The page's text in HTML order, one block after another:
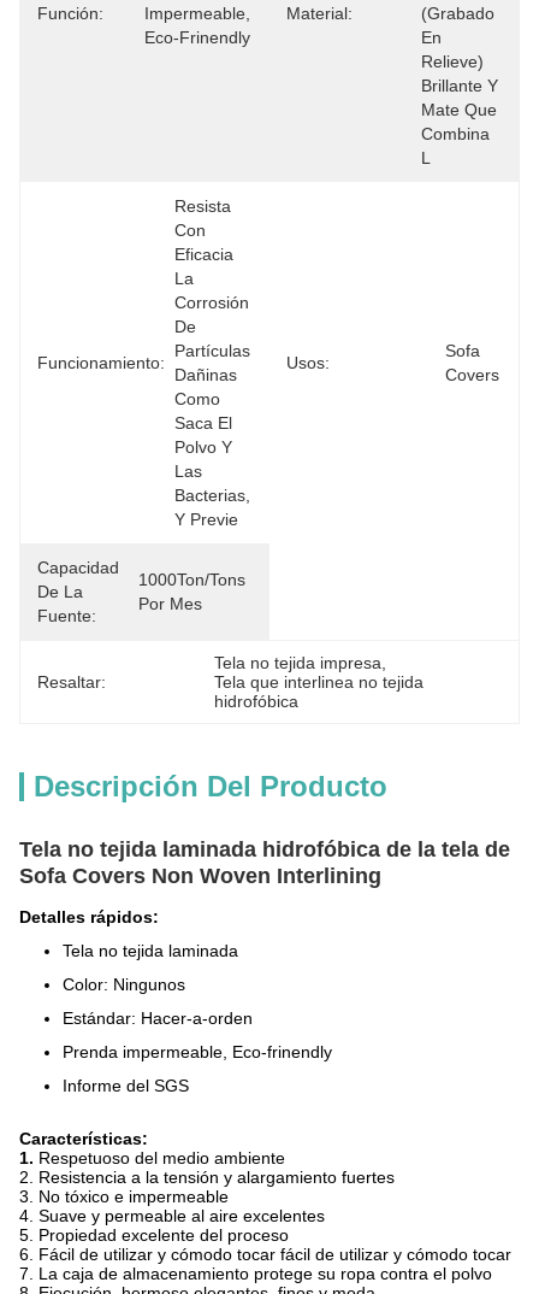
Función:
Impermeable,
Eco-Frinendly
Material:
(grabado
En
Relieve)
Brillante Y
Mate Que
Combina
L
Funcionamiento:
Resista
Con
Eficacia
La
Corrosión
De
Partículas
Dañinas
Como
Saca El
Polvo Y
Las
Bacterias,
Y Previe
Usos:
Sofa
Covers
Capacidad
De La
Fuente:
1000Ton/Tons
Por Mes
Resaltar:
Tela no tejida impresa
Tela que interlinea no tejida
hidrofóbica
Descripción Del Producto
Tela no tejida laminada hidrofóbica de la tela de
Sofa Covers Non Woven Interlining
Detalles rápidos:
Tela no tejida laminada
Color: Ningunos
Estándar: Hacer-a-orden
Prenda impermeable, Eco-frinendly
Informe del SGS
Características:
1. Respetuoso del medio ambiente
2. Resistencia a la tensión y alargamiento fuertes
3. No tóxico e impermeable
4. Suave y permeable al aire excelentes
5. Propiedad excelente del proceso
6. Fácil de utilizar y cómodo tocar fácil de utilizar y cómodo tocar
7. La caja de almacenamiento protege su ropa contra el polvo